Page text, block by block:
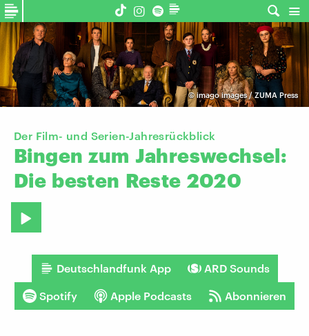
© imago images / ZUMA Press
Der Film- und Serien-Jahresrückblick
Bingen zum Jahreswechsel:
Die besten Reste 2020
Deutschlandfunk App ARD Sounds
Spotify Apple Podcasts Abonnieren